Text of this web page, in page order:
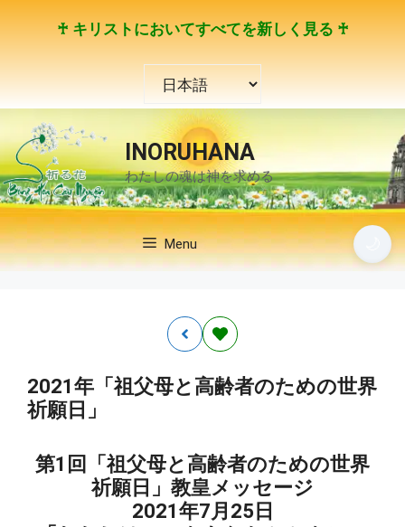
ス
キ
ッ
プ
♰ キリストにおいてすべてを新しく見る ♰
選
択
INORUHANA
わたしの魂は神を求める
Menu
2021年「祖父母と高齢者のための世界
祈願日」
第1回「祖父母と高齢者のための世界
祈願日」教皇メッセージ
2021年7月25日